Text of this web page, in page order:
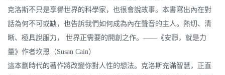
克洛斯不只是享譽世界的科學家，也很會說故事。本書寫出內在對
話為何不可或缺，也告訴我們如何成為內在聲音的主人。熱切、清
晰、極具說服力， 世界正需要的開創之作。——《安靜，就是力
量》作者坎恩（Susan Cain）
這本劃時代的著作將改變你對人性的想法。克洛斯充滿智慧，正直